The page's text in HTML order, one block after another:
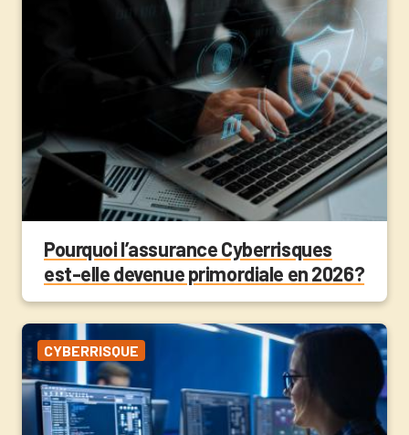
Pourquoi l’assurance Cyberrisques
est-elle devenue primordiale en 2026?
CYBERRISQUE